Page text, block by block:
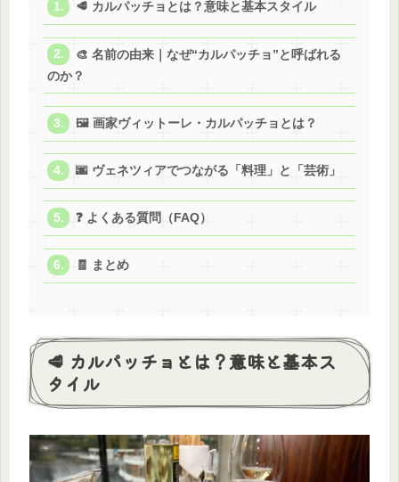
🥩 カルパッチョとは？意味と基本スタイル
🎨 名前の由来｜なぜ“カルパッチョ”と呼ばれる
のか？
🖼️ 画家ヴィットーレ・カルパッチョとは？
🌆 ヴェネツィアでつながる「料理」と「芸術」
❓ よくある質問（FAQ）
🧾 まとめ
🥩 カルパッチョとは？意味と基本ス
タイル